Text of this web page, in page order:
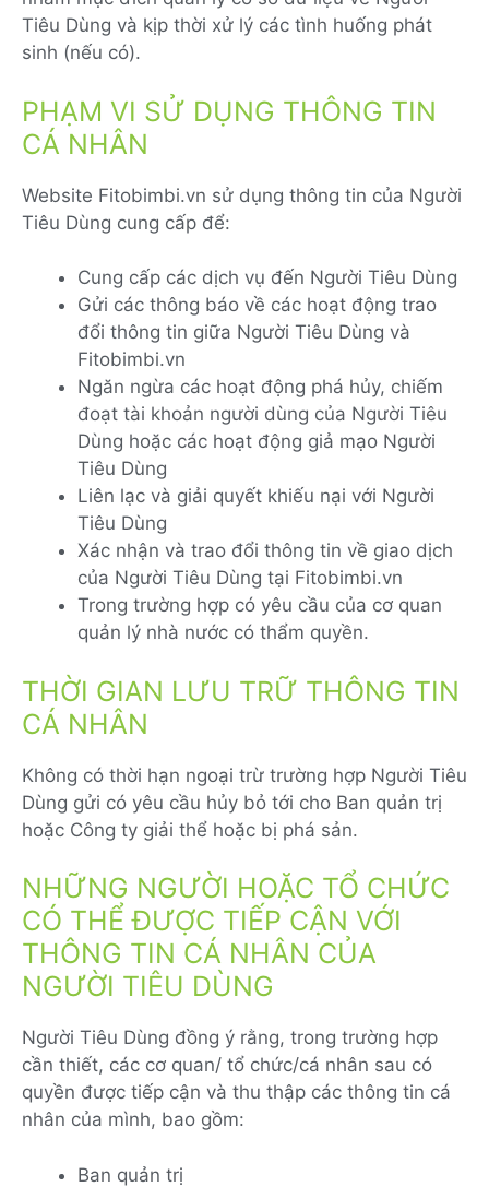
Tiêu Dùng và kịp thời xử lý các tình huống phát
sinh (nếu có).
PHẠM VI SỬ DỤNG THÔNG TIN
CÁ NHÂN
Website Fitobimbi.vn sử dụng thông tin của Người
Tiêu Dùng cung cấp để:
Cung cấp các dịch vụ đến Người Tiêu Dùng
Gửi các thông báo về các hoạt động trao
đổi thông tin giữa Người Tiêu Dùng và
Fitobimbi.vn
Ngăn ngừa các hoạt động phá hủy, chiếm
đoạt tài khoản người dùng của Người Tiêu
Dùng hoặc các hoạt động giả mạo Người
Tiêu Dùng
Liên lạc và giải quyết khiếu nại với Người
Tiêu Dùng
Xác nhận và trao đổi thông tin về giao dịch
của Người Tiêu Dùng tại Fitobimbi.vn
Trong trường hợp có yêu cầu của cơ quan
quản lý nhà nước có thẩm quyền.
THỜI GIAN LƯU TRỮ THÔNG TIN
CÁ NHÂN
Không có thời hạn ngoại trừ trường hợp Người Tiêu
Dùng gửi có yêu cầu hủy bỏ tới cho Ban quản trị
hoặc Công ty giải thể hoặc bị phá sản.
NHỮNG NGƯỜI HOẶC TỔ CHỨC
CÓ THỂ ĐƯỢC TIẾP CẬN VỚI
THÔNG TIN CÁ NHÂN CỦA
NGƯỜI TIÊU DÙNG
Người Tiêu Dùng đồng ý rằng, trong trường hợp
cần thiết, các cơ quan/ tổ chức/cá nhân sau có
quyền được tiếp cận và thu thập các thông tin cá
nhân của mình, bao gồm:
Ban quản trị